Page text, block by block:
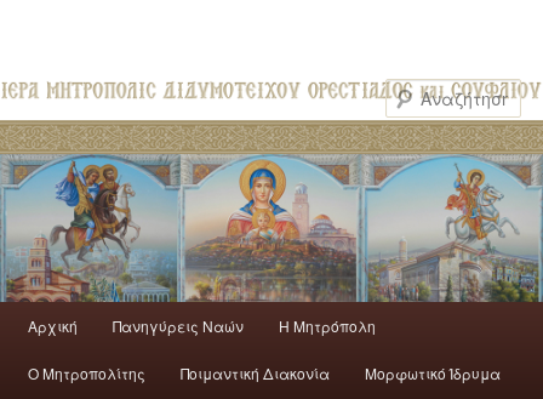
Αρχική Πανηγύρεις Ναών H Mητρόπολη
Ο Mητροπολίτης Ποιμαντική Διακονία Μορφωτικό Ίδρυμα